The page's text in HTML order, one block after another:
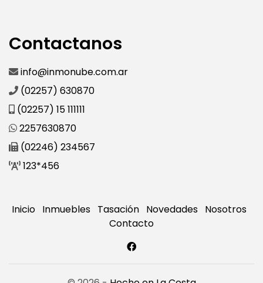
Contactanos
info@inmonube.com.ar
(02257) 630870
(02257) 15 111111
2257630870
(02246) 234567
123*456
Inicio Inmuebles Tasación Novedades Nosotros
Contacto